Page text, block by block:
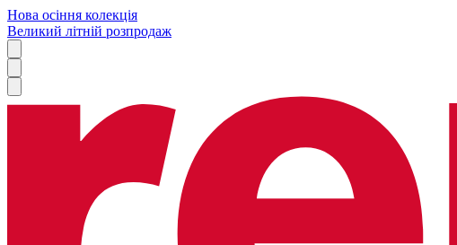
Нова осіння колекція
Великий літній розпродаж